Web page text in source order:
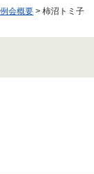
会概要 > 柿沼トミ子